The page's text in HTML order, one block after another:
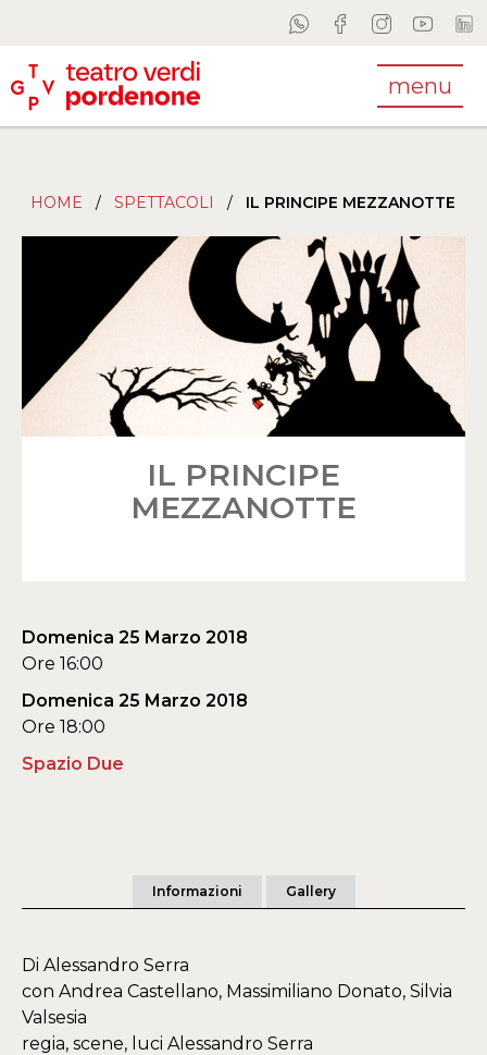
menu
HOME / SPETTACOLI / IL PRINCIPE MEZZANOTTE
IL PRINCIPE
MEZZANOTTE
Domenica 25 Marzo 2018
Ore 16:00
Domenica 25 Marzo 2018
Ore 18:00
Spazio Due
Informazioni Gallery
Di Alessandro Serra
con Andrea Castellano, Massimiliano Donato, Silvia
Valsesia
regia, scene, luci Alessandro Serra